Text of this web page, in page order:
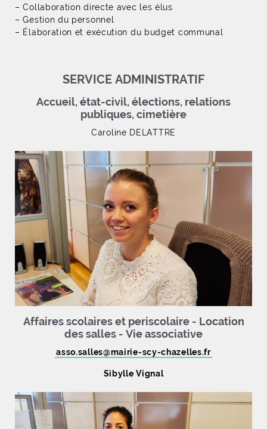
– Collaboration directe avec les élus
– Gestion du personnel
– Élaboration et exécution du budget communal
SERVICE ADMINISTRATIF
Accueil, état-civil, élections, relations
publiques, cimetière
Caroline DELATTRE
Affaires scolaires et periscolaire - Location
des salles - Vie associative
asso.salles@mairie-scy-chazelles.fr
Sibylle Vignal